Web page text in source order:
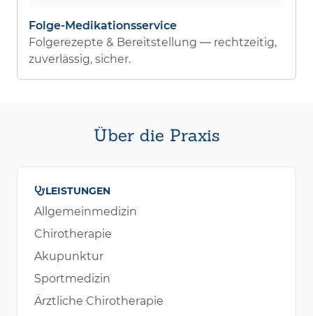
Folge-Medikationsservice
Folgerezepte & Bereitstellung — rechtzeitig,
zuverlässig, sicher.
Über die Praxis
LEISTUNGEN
Allgemeinmedizin
Chirotherapie
Akupunktur
Sportmedizin
Ärztliche Chirotherapie